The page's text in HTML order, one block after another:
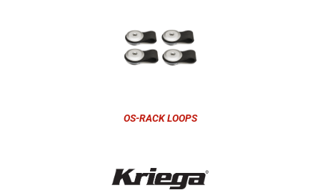
OS-RACK LOOPS